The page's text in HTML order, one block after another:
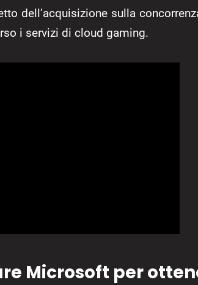
dell’acquisizione sulla
i servizi di cloud gaming.
Microsoft per